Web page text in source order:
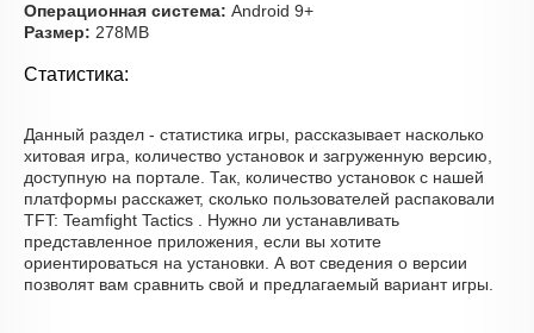
Операционная система: Android 9+
Размер: 278MB
Статистика:
Данный раздел - статистика игры, рассказывает насколько
хитовая игра, количество установок и загруженную версию,
доступную на портале. Так, количество установок с нашей
платформы расскажет, сколько пользователей распаковали
TFT: Teamfight Tactics . Нужно ли устанавливать
представленное приложения, если вы хотите
ориентироваться на установки. А вот сведения о версии
позволят вам сравнить свой и предлагаемый вариант игры.